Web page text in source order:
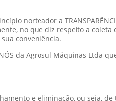
norteador a
no que diz respeito a coleta
conveniência.
da Agrosul Máquinas Ltda
e eliminação, ou seja, de